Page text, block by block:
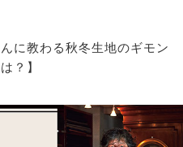
に教わる秋冬生地のギモン
？】